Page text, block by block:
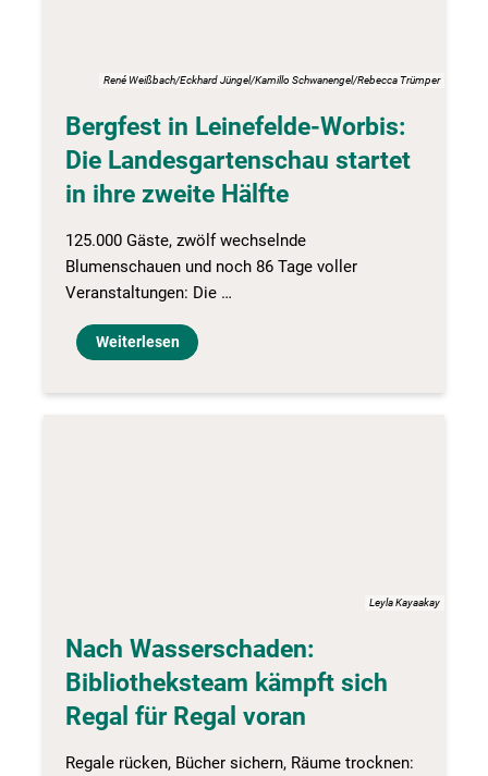
René Weißbach/Eckhard Jüngel/Kamillo Schwanengel/Rebecca Trümper
Bergfest in Leinefelde-Worbis:
Die Landesgartenschau startet
in ihre zweite Hälfte
125.000 Gäste, zwölf wechselnde
Blumenschauen und noch 86 Tage voller
Veranstaltungen: Die …
Weiterlesen
Leyla Kayaakay
Nach Wasserschaden:
Bibliotheksteam kämpft sich
Regal für Regal voran
Regale rücken, Bücher sichern, Räume trocknen: